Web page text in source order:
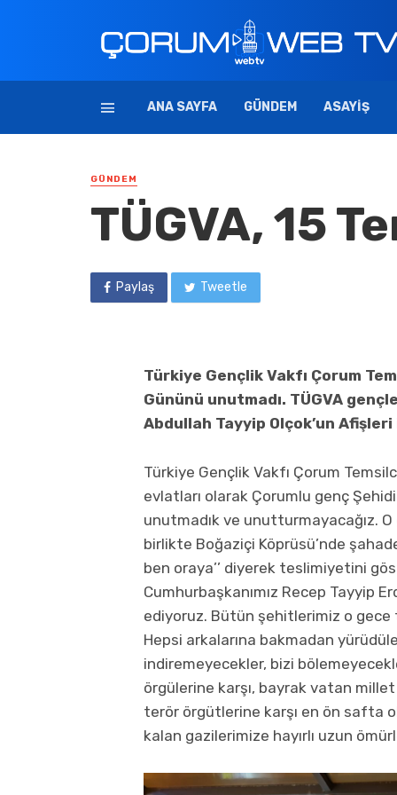
ANA SAYFA GÜNDEM ASAYIŞ
GÜNDEM
TÜGVA, 15
Paylaş Tweetle
Türkiye Gençlik Vakfı Çorum
Gününü unutmadı. TÜGVA
Abdullah Tayyip Olçok’un
Türkiye Gençlik Vakfı Çorum
evlatları olarak Çorumlu genç
unutmadık ve unutturmayacağız.
birlikte Boğaziçi Köprüsü’nde
ben oraya’’ diyerek teslimiyetini
Cumhurbaşkanımız Recep Tayyip
ediyoruz. Bütün şehitlerimiz o
Hepsi arkalarına bakmadan
indiremeyecekler, bizi
örgülerine karşı, bayrak vatan millet
terör örgütlerine karşı en ön safta
kalan gazilerimize hayırlı uzun